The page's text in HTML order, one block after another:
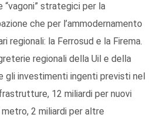
“vagoni” strategici per la
che per l’ammodernamento
regionali: la Ferrosud e la Firema.
regionali della Uil e della
gli investimenti ingenti previsti nel
12 miliardi per nuovi
2 miliardi per altre